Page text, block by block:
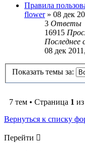
Правила
flower» 08 дек
3 Ответы
16915
Последнее
08 дек
Показать темы за:
7 тем • Страница 1 из
Вернуться к списку
Перейти